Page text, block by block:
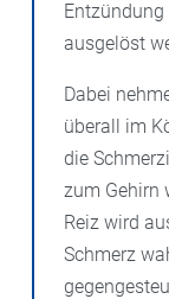
Entzündung
ausgelöst
Dabei
überall im
die
zum Gehirn
Reiz wird
Schmerz